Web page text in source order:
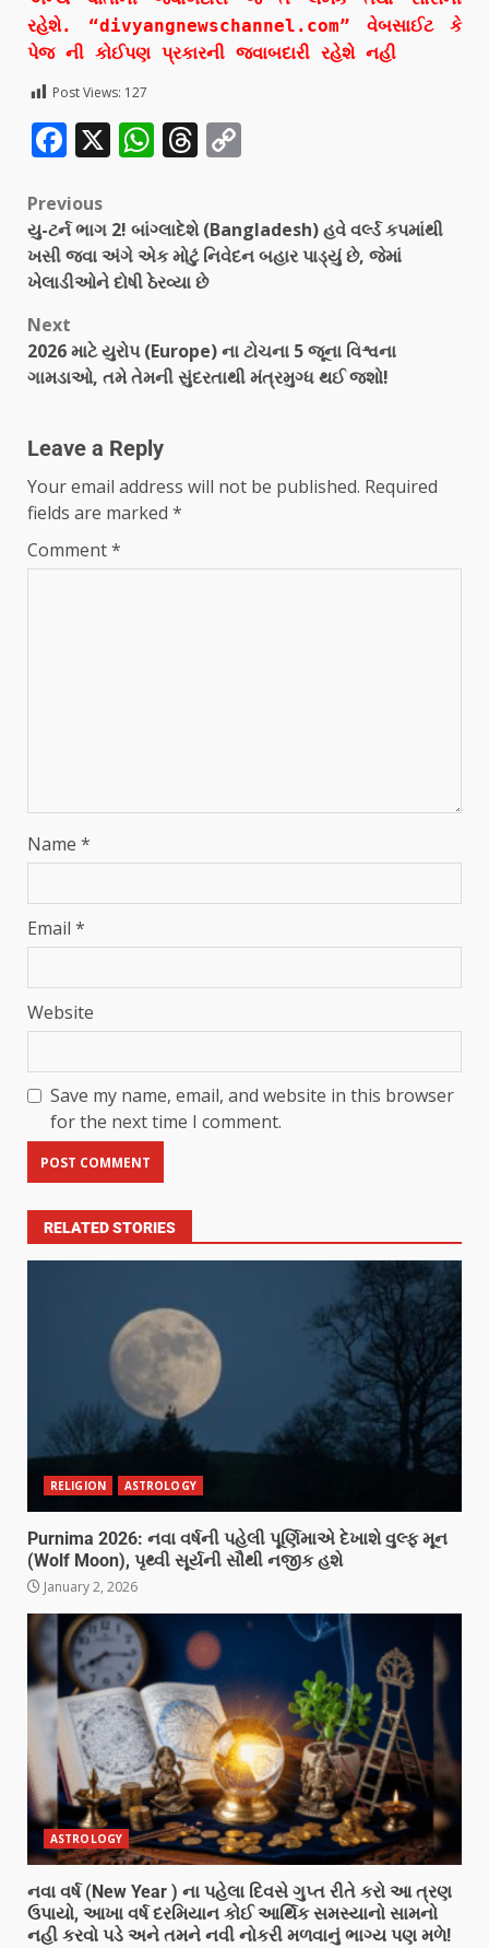
રહેશે. “divyangnewschannel.com” વેબસાઈટ કે
પેજ ની કોઈપણ પ્રકારની જવાબદારી રહેશે નહી
Post Views: 127
Facebook
X WhatsApp
Threads
Previous
યુ-ટર્ન ભાગ 2! બાંગ્લાદેશે (Bangladesh) હવે વર્લ્ડ કપમાંથી
ખસી જવા અંગે એક મોટું નિવેદન બહાર પાડ્યું છે, જેમાં
ખેલાડીઓને દોષી ઠેરવ્યા છે
Next
2026 માટે યુરોપ (Europe) ના ટોચના 5 જૂના વિશ્વના
ગામડાઓ, તમે તેમની સુંદરતાથી મંત્રમુગ્ધ થઈ જશો!
Leave a Reply
Your email address will not be published. Required
fields are marked *
Comment*
Name *
Email *
Website
Save my name, email, and website in this browser
for the next time I comment.
RELATED STORIES
RELIGION ASTROLOGY
Purnima 2026: નવા વર્ષની પહેલી પૂર્ણિમાએ દેખાશે વુલ્ફ મૂન
(Wolf Moon), પૃથ્વી સૂર્યની સૌથી નજીક હશે
January 2, 2026
ASTROLOGY
નવા વર્ષ (New Year ) ના પહેલા દિવસે ગુપ્ત રીતે કરો આ ત્રણ
ઉપાયો, આખા વર્ષ દરમિયાન કોઈ આર્થિક સમસ્યાનો સામનો
નહી કરવો પડે અને તમને નવી નોકરી મળવાનું ભાગ્ય પણ મળે!